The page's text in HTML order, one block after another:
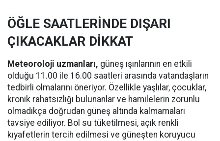
ÖĞLE SAATLERİNDE DIŞARI
ÇIKACAKLAR DİKKAT
Meteoroloji uzmanları, güneş ışınlarının en etkili
olduğu 11.00 ile 16.00 saatleri arasında vatandaşların
tedbirli olmalarını öneriyor. Özellikle yaşlılar, çocuklar,
kronik rahatsızlığı bulunanlar ve hamilelerin zorunlu
olmadıkça doğrudan güneş altında kalmamaları
tavsiye ediliyor. Bol su tüketilmesi, açık renkli
kıyafetlerin tercih edilmesi ve güneşten koruyucu